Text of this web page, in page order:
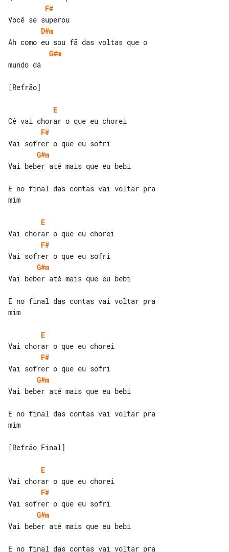
F#
D#m
G#m
mundo dá
[Refrão]
E
F#
G#m
Vai beber até mais que eu bebi
E no final das contas vai voltar pra
mim
E
F#
G#m
Vai beber até mais que eu bebi
E no final das contas vai voltar pra
mim
E
F#
G#m
Vai beber até mais que eu bebi
E no final das contas vai voltar pra
mim
[Refrão Final]
E
F#
G#m
Vai beber até mais que eu bebi
E no final das contas vai voltar pra